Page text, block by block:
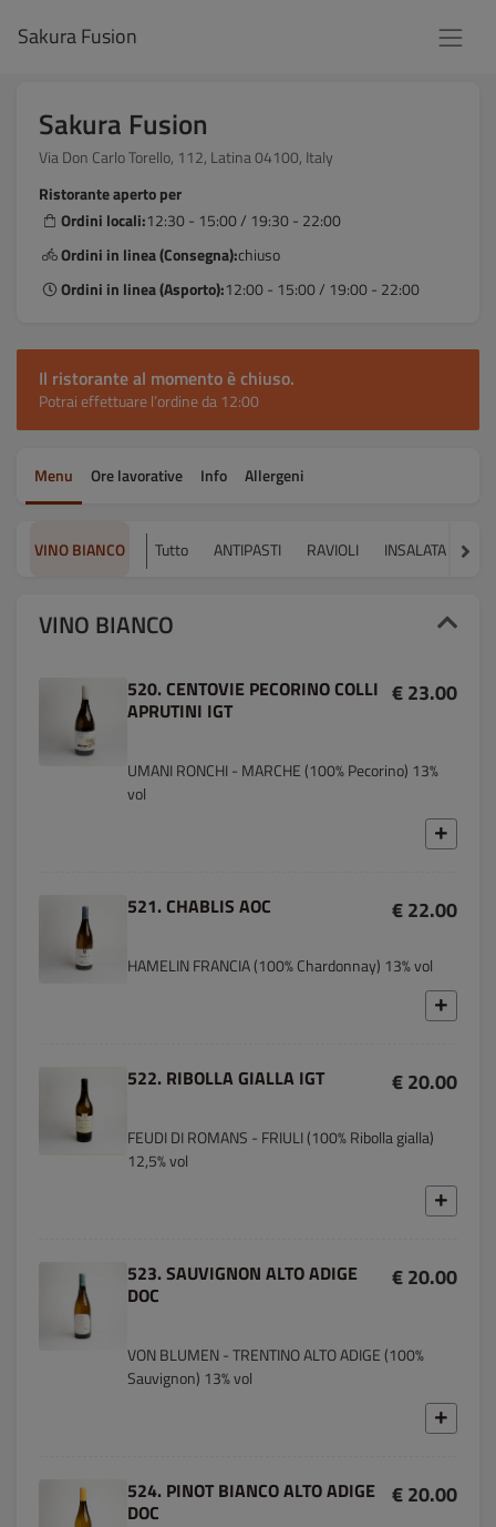
Sakura Fusion
Sakura Fusion
Via Don Carlo Torello, 112, Latina 04100, Italy
Ristorante aperto per
Ordini locali:12:30 - 15:00 / 19:30 - 22:00
Ordini in linea (Consegna):chiuso
Ordini in linea (Asporto):12:00 - 15:00 / 19:00 - 22:00
Il ristorante al momento è chiuso.
Potrai effettuare l’ordine da 12:00
Menu Ore lavorative Info Allergeni
VINO BIANCO Tutto ANTIPASTI RAVIOLI INSALATA
VINO BIANCO
520. CENTOVIE PECORINO COLLI
APRUTINI IGT
€ 23.00
UMANI RONCHI - MARCHE (100% Pecorino) 13%
vol
521. CHABLIS AOC € 22.00
HAMELIN FRANCIA (100% Chardonnay) 13% vol
522. RIBOLLA GIALLA IGT € 20.00
FEUDI DI ROMANS - FRIULI (100% Ribolla gialla)
12,5% vol
523. SAUVIGNON ALTO ADIGE
DOC
€ 20.00
VON BLUMEN - TRENTINO ALTO ADIGE (100%
Sauvignon) 13% vol
524. PINOT BIANCO ALTO ADIGE
DOC
€ 20.00